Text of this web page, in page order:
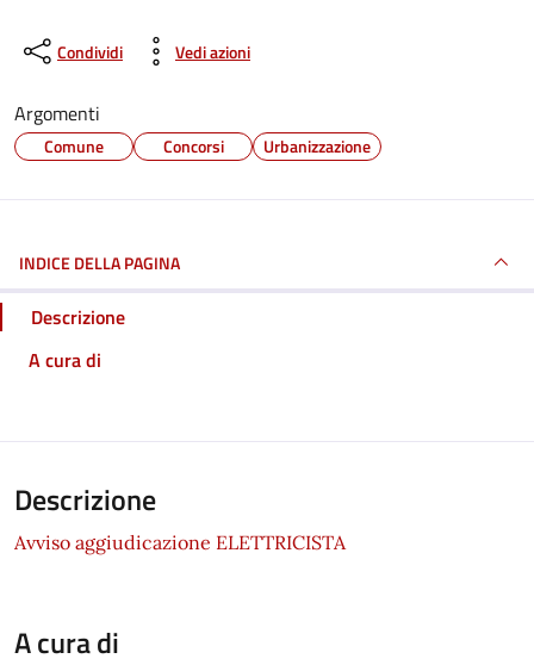
Condividi Vedi azioni
Argomenti
Comune Concorsi Urbanizzazione
INDICE DELLA PAGINA
Descrizione
A cura di
Descrizione
Avviso aggiudicazione ELETTRICISTA
A cura di